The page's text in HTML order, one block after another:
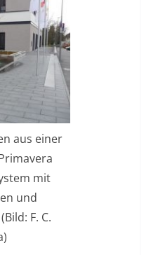
aus einer
mit
und
F. C.